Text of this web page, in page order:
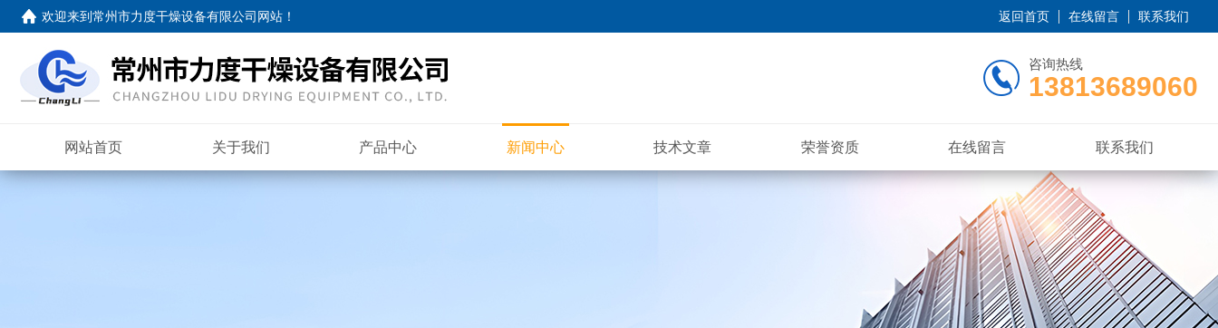
欢迎来到常州市力度干燥设备有限公司网站 ！ 返回首页 在线留言 联系我们
咨询热线
13813689060
网站首页 关于我们 产品中心 新闻中心 技术文章 荣誉资质 在线留言 联系我们